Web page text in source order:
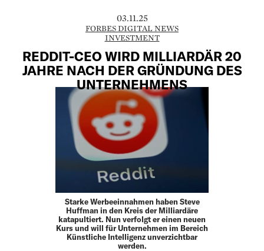
03.11.25
FORBES DIGITAL NEWS
INVESTMENT
REDDIT-CEO WIRD MILLIARDÄR 20
JAHRE NACH DER GRÜNDUNG DES
UNTERNEHMENS
Starke Werbeeinnahmen haben Steve
Huffman in den Kreis der Milliardäre
katapultiert. Nun verfolgt er einen neuen
Kurs und will für Unternehmen im Bereich
Künstliche Intelligenz unverzichtbar
werden.